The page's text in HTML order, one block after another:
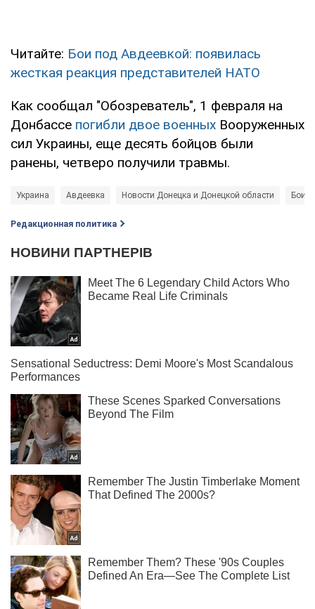
Читайте: Бои под Авдеевкой: появилась
жесткая реакция представителей НАТО
Как сообщал "Обозреватель", 1 февраля на
Донбассе погибли двое военных Вооруженных
сил Украины, еще десять бойцов были
ранены, четверо получили травмы.
Украина Авдеевка Новости Донецка и Донецкой области Бои
Редакционная политика